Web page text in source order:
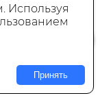
мИспользуя
Принять